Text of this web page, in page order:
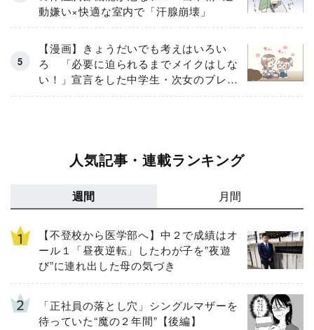
動嫌い×快適な室内で「汗腺崩壊」
【漫画】きょうだいでも考えはいろい
ろ 「必要に迫られるまでメイクはしな
い！」宣言をした中学生・次女のブレな
い信念
人気記事・連載ランキング
週間 月間
【不登校から医学部へ】中２で成績はオ
ール１「昼夜逆転」したわが子を”夜遊
び”に連れ出した母の気づき
「正社員の落とし穴」シングルマザーを
待っていた“魔の２年間”【後編】